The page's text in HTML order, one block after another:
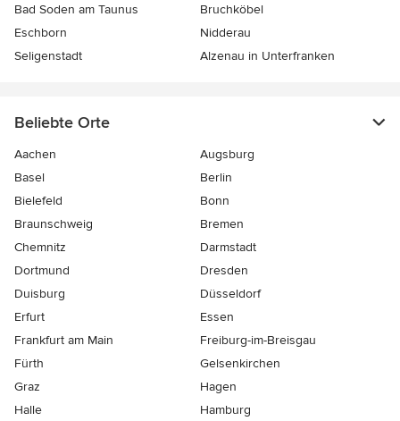
Bad Soden am Taunus
Bruchköbel
Eschborn
Nidderau
Seligenstadt
Alzenau in Unterfranken
Beliebte Orte
Aachen
Augsburg
Basel
Berlin
Bielefeld
Bonn
Braunschweig
Bremen
Chemnitz
Darmstadt
Dortmund
Dresden
Duisburg
Düsseldorf
Erfurt
Essen
Frankfurt am Main
Freiburg-im-Breisgau
Fürth
Gelsenkirchen
Graz
Hagen
Halle
Hamburg